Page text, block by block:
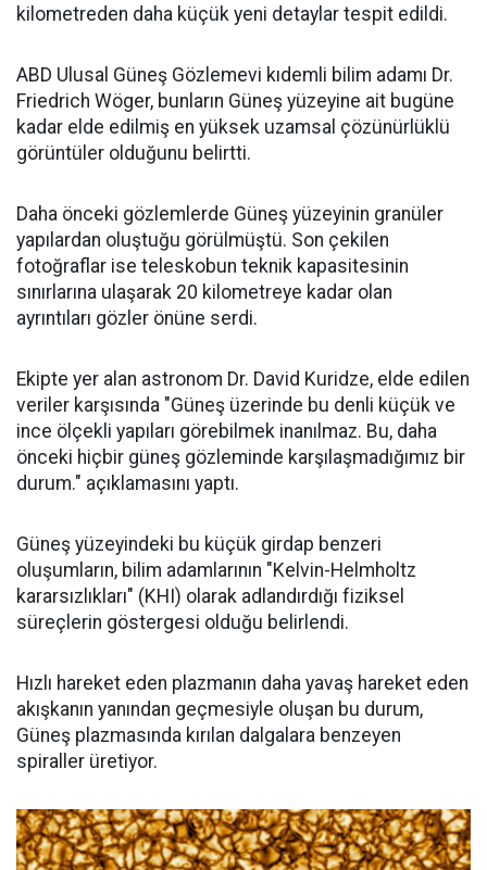
kilometreden daha küçük yeni detaylar tespit edildi.
ABD Ulusal Güneş Gözlemevi kıdemli bilim adamı Dr.
Friedrich Wöger, bunların Güneş yüzeyine ait bugüne
kadar elde edilmiş en yüksek uzamsal çözünürlüklü
görüntüler olduğunu belirtti.
Daha önceki gözlemlerde Güneş yüzeyinin granüler
yapılardan oluştuğu görülmüştü. Son çekilen
fotoğraflar ise teleskobun teknik kapasitesinin
sınırlarına ulaşarak 20 kilometreye kadar olan
ayrıntıları gözler önüne serdi.
Ekipte yer alan astronom Dr. David Kuridze, elde edilen
veriler karşısında "Güneş üzerinde bu denli küçük ve
ince ölçekli yapıları görebilmek inanılmaz. Bu, daha
önceki hiçbir güneş gözleminde karşılaşmadığımız bir
durum." açıklamasını yaptı.
Güneş yüzeyindeki bu küçük girdap benzeri
oluşumların, bilim adamlarının "Kelvin-Helmholtz
kararsızlıkları" (KHI) olarak adlandırdığı fiziksel
süreçlerin göstergesi olduğu belirlendi.
Hızlı hareket eden plazmanın daha yavaş hareket eden
akışkanın yanından geçmesiyle oluşan bu durum,
Güneş plazmasında kırılan dalgalara benzeyen
spiraller üretiyor.